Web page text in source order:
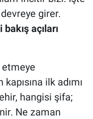
girer.
açıları
ilk adımı
hangisi şifa;
Ne zaman